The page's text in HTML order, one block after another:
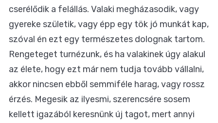
cserélődik a felállás. Valaki megházasodik, vagy
gyereke születik, vagy épp egy tök jó munkát kap,
szóval én ezt egy természetes dolognak tartom.
Rengeteget turnézunk, és ha valakinek úgy alakul
az élete, hogy ezt már nem tudja tovább vállalni,
akkor nincsen ebből semmiféle harag, vagy rossz
érzés. Megesik az ilyesmi, szerencsére sosem
kellett igazából keresnünk új tagot, mert annyi